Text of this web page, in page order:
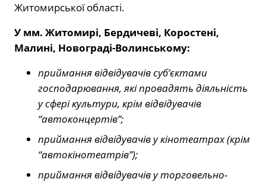
Житомирської області.
У мм. Житомирі, Бердичеві, Коростені,
Малині, Новограді-Волинському:
приймання відвідувачів суб’єктами
господарювання, які провадять діяльність
у сфері культури, крім відвідувачів
“автоконцертів”;
приймання відвідувачів у кінотеатрах (крім
“автокінотеатрів”);
приймання відвідувачів у торговельно-